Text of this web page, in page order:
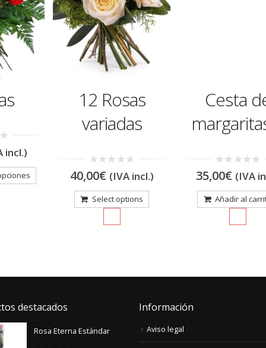
incl.)
12 Rosas
variadas
0
out
5
40,00€ (IVA incl.)
Select options
Cesta
0
out
5
35,00€ (IVA
Añadir al
destacados
Rosa Eterna Estándar
Información
Aviso legal